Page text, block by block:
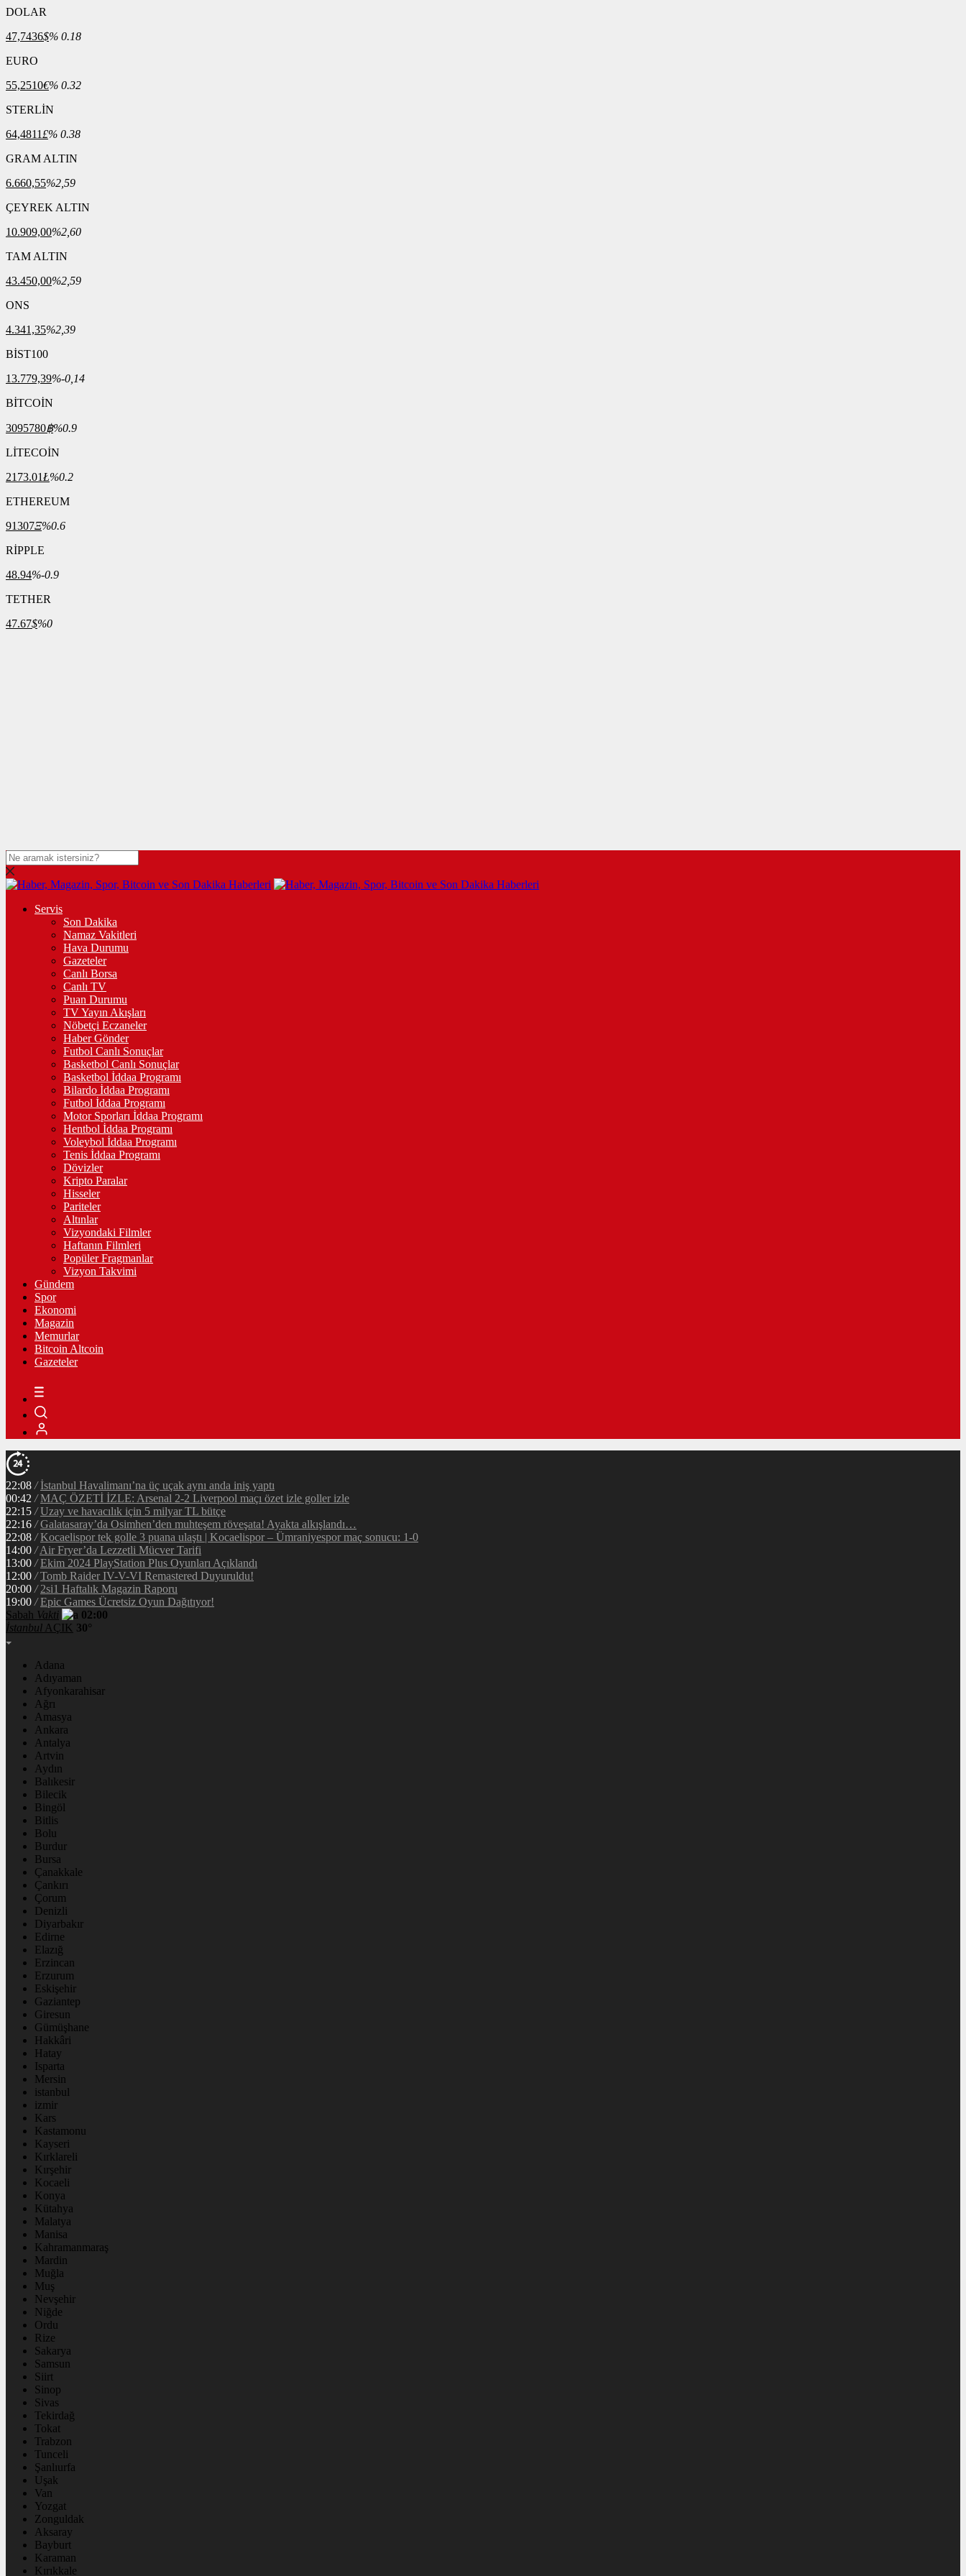
DOLAR
47,7436$% 0.18
EURO
55,2510€% 0.32
STERLİN
64,4811£% 0.38
GRAM ALTIN
6.660,55%2,59
ÇEYREK ALTIN
10.909,00%2,60
TAM ALTIN
43.450,00%2,59
ONS
4.341,35%2,39
BİST100
13.779,39%-0,14
BİTCOİN
3095780฿%0.9
LİTECOİN
2173.01Ł%0.2
ETHEREUM
91307Ξ%0.6
RİPPLE
48.94%-0.9
TETHER
47.67$%0
Servis
Son Dakika
Namaz Vakitleri
Hava Durumu
Gazeteler
Canlı Borsa
Canlı TV
Puan Durumu
TV Yayın Akışları
Nöbetçi Eczaneler
Haber Gönder
Futbol Canlı Sonuçlar
Basketbol Canlı Sonuçlar
Basketbol İddaa Programı
Bilardo İddaa Programı
Futbol İddaa Programı
Motor Sporları İddaa Programı
Hentbol İddaa Programı
Voleybol İddaa Programı
Tenis İddaa Programı
Dövizler
Kripto Paralar
Hisseler
Pariteler
Altınlar
Vizyondaki Filmler
Haftanın Filmleri
Popüler Fragmanlar
Vizyon Takvimi
Gündem
Spor
Ekonomi
Magazin
Memurlar
Bitcoin Altcoin
Gazeteler
22:08 / İstanbul Havalimanı’na üç uçak aynı anda iniş yaptı
00:42 / MAÇ ÖZETİ İZLE: Arsenal 2-2 Liverpool maçı özet izle goller izle
22:15 / Uzay ve havacılık için 5 milyar TL bütçe
22:16 / Galatasaray’da Osimhen’den muhteşem röveşata! Ayakta alkışlandı…
22:08 / Kocaelispor tek golle 3 puana ulaştı | Kocaelispor – Ümraniyespor maç sonucu: 1-0
14:00 / Air Fryer’da Lezzetli Mücver Tarifi
13:00 / Ekim 2024 PlayStation Plus Oyunları Açıklandı
12:00 / Tomb Raider IV-V-VI Remastered Duyuruldu!
20:00 / 2si1 Haftalık Magazin Raporu
19:00 / Epic Games Ücretsiz Oyun Dağıtıyor!
Sabah Vakti
02:00
İstanbul AÇIK 30°
Adana
Adıyaman
Afyonkarahisar
Ağrı
Amasya
Ankara
Antalya
Artvin
Aydın
Balıkesir
Bilecik
Bingöl
Bitlis
Bolu
Burdur
Bursa
Çanakkale
Çankırı
Çorum
Denizli
Diyarbakır
Edirne
Elazığ
Erzincan
Erzurum
Eskişehir
Gaziantep
Giresun
Gümüşhane
Hakkâri
Hatay
Isparta
Mersin
istanbul
izmir
Kars
Kastamonu
Kayseri
Kırklareli
Kırşehir
Kocaeli
Konya
Kütahya
Malatya
Manisa
Kahramanmaraş
Mardin
Muğla
Muş
Nevşehir
Niğde
Ordu
Rize
Sakarya
Samsun
Siirt
Sinop
Sivas
Tekirdağ
Tokat
Trabzon
Tunceli
Şanlıurfa
Uşak
Van
Yozgat
Zonguldak
Aksaray
Bayburt
Karaman
Kırıkkale